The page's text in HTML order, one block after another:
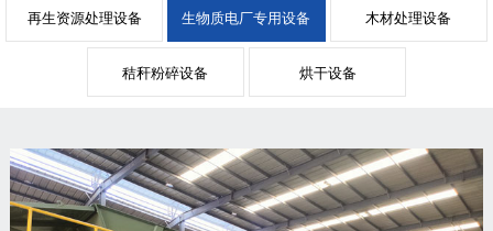
品
视
案
动
再生资源处理设备 生物质电厂专用设备 木材处理设备
秸秆粉碎设备 烘干设备